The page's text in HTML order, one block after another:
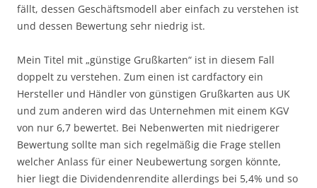
fällt, dessen Geschäftsmodell aber einfach zu verstehen ist
und dessen Bewertung sehr niedrig ist.
Mein Titel mit „günstige Grußkarten“ ist in diesem Fall
doppelt zu verstehen. Zum einen ist cardfactory ein
Hersteller und Händler von günstigen Grußkarten aus UK
und zum anderen wird das Unternehmen mit einem KGV
von nur 6,7 bewertet. Bei Nebenwerten mit niedrigerer
Bewertung sollte man sich regelmäßig die Frage stellen
welcher Anlass für einer Neubewertung sorgen könnte,
hier liegt die Dividendenrendite allerdings bei 5,4% und so